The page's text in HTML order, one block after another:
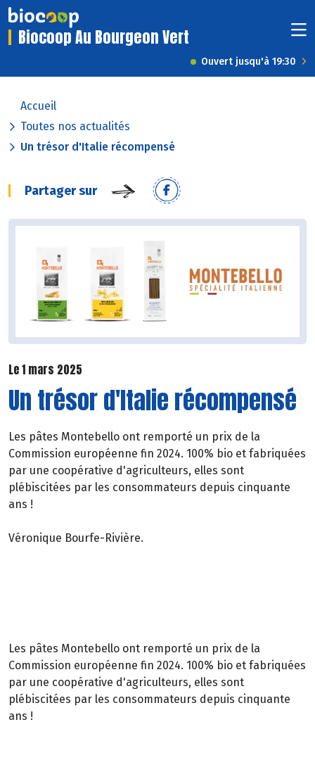
Biocoop Au Bourgeon Vert
Ouvert jusqu'à 19:30
Accueil
Toutes nos actualités
Un trésor d'Italie récompensé
Partager sur
Le 1 mars 2025
Un trésor d'Italie récompensé
Les pâtes Montebello ont remporté un prix de la
Commission européenne fin 2024. 100% bio et fabriquées
par une coopérative d'agriculteurs, elles sont
plébiscitées par les consommateurs depuis cinquante
ans !
Véronique Bourfe-Rivière.
Les pâtes Montebello ont remporté un prix de la
Commission européenne fin 2024. 100% bio et fabriquées
par une coopérative d'agriculteurs, elles sont
plébiscitées par les consommateurs depuis cinquante
ans !